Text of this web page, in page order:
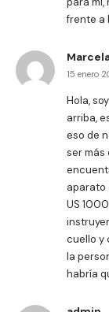
frente a
15 enero
Hola,
arriba,
eso de
ser más
aparato
US
cuello y
la
habría